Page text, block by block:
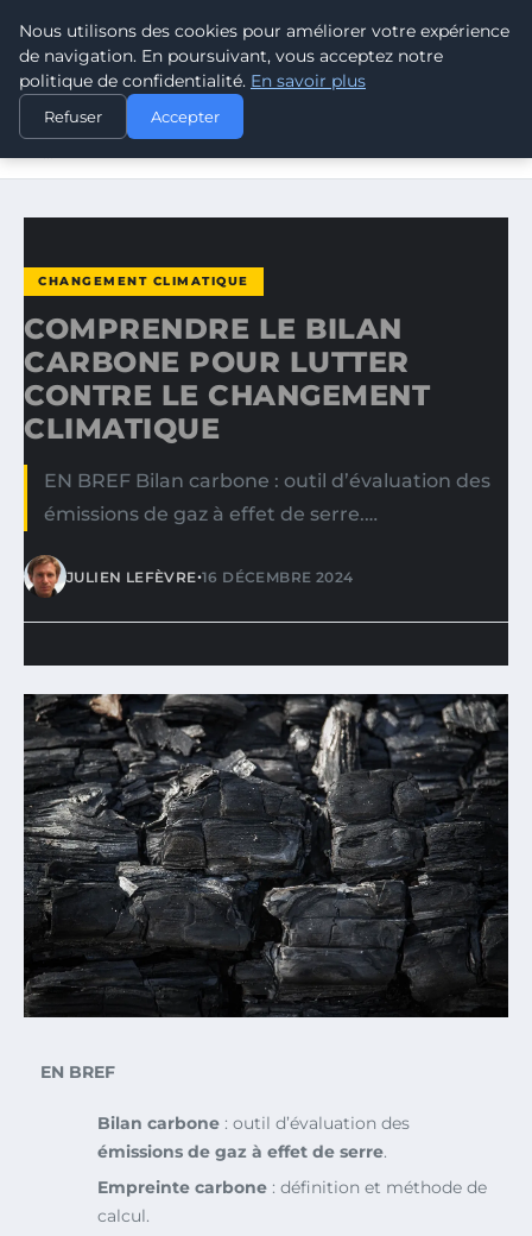
CLIMATE RESPONSE BLOG
ACCUEIL
CHANGEMENT CLIMATIQUE
COMPRENDRE LE BILAN CARBONE POUR LUTTER CONTRE
CHANGEMENT CLIMATIQUE
COMPRENDRE LE BILAN
CARBONE POUR LUTTER
CONTRE LE CHANGEMENT
CLIMATIQUE
EN BREF Bilan carbone : outil d’évaluation des
émissions de gaz à effet de serre.…
JULIEN LEFÈVRE•16 DÉCEMBRE 2024
EN BREF
Bilan carbone : outil d’évaluation des
émissions de gaz à effet de serre.
Empreinte carbone : définition et méthode de
calcul.
Nous utilisons des cookies pour améliorer votre expérience
de navigation. En poursuivant, vous acceptez notre
politique de confidentialité. En savoir plus
Refuser Accepter